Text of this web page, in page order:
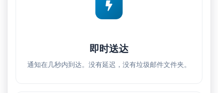
即时送达
通知在几秒内到达。没有延迟，没有垃圾邮件文件夹。